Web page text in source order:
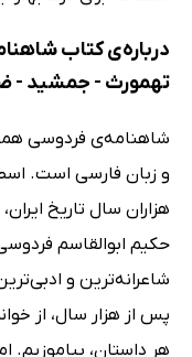
درباره‌ی کتاب
تهمورث - جمشید -
شاهنامه‌ی فردوسی
و زبان فارسی است.
هزاران سال تاریخ
حکیم ابوالقاسم
شاعرانه‌ترین و
پس از هزار سال، از
هر داستان، بیاموزیم.